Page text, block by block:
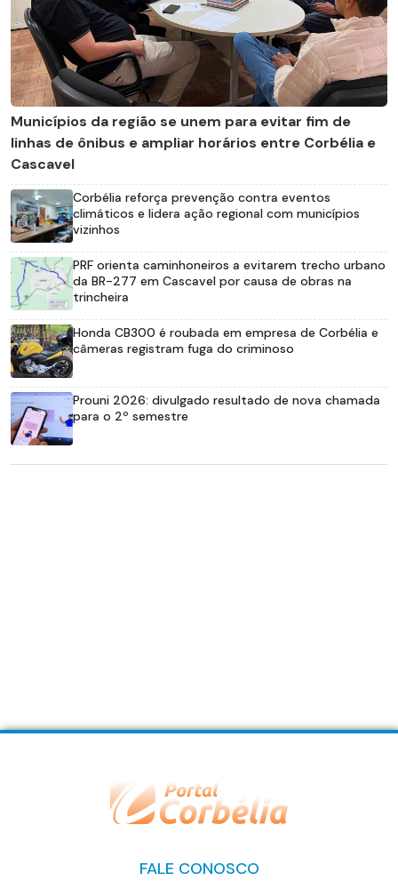
Municípios da região se unem para evitar fim de
linhas de ônibus e ampliar horários entre Corbélia e
Cascavel
Corbélia reforça prevenção contra eventos
climáticos e lidera ação regional com municípios
vizinhos
PRF orienta caminhoneiros a evitarem trecho urbano
da BR-277 em Cascavel por causa de obras na
trincheira
Honda CB300 é roubada em empresa de Corbélia e
câmeras registram fuga do criminoso
Prouni 2026: divulgado resultado de nova chamada
para o 2º semestre
FALE CONOSCO